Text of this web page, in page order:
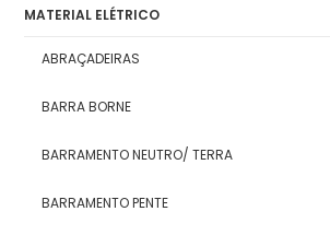
MATERIAL ELÉTRICO
ABRAÇADEIRAS
BARRA BORNE
BARRAMENTO NEUTRO/ TERRA
BARRAMENTO PENTE